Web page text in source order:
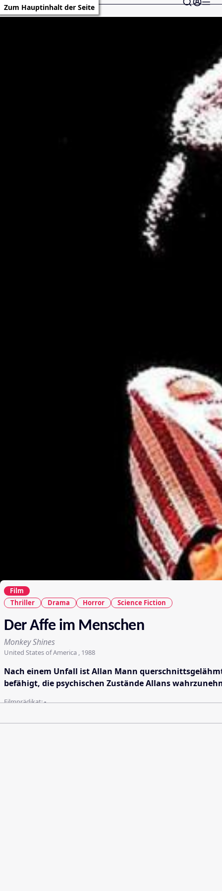
Zum Hauptinhalt der Seite
Film
Thriller
Drama Horror Science Fiction
Der Affe im Menschen
Monkey Shines
United States of America , 1988
Nach einem Unfall ist Allan Mann
befähigt, die psychischen Zustände Allans
Filmprädikat:-